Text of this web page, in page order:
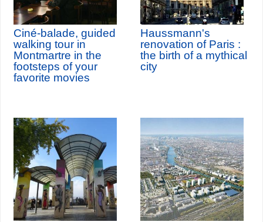
Ciné-balade, guided
walking tour in
Montmartre in the
footsteps of your
favorite movies
Haussmann's
renovation of Paris :
the birth of a mythical
city